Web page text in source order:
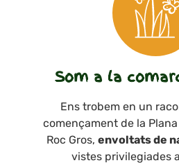
Som a la
Ens trobem en un
començament de la
Roc Gros, envoltats de
vistes privilegiades